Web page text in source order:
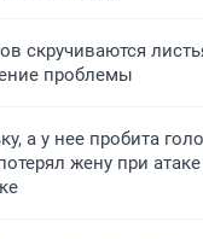
скручиваются
проблемы
а у нее пробита
жену при